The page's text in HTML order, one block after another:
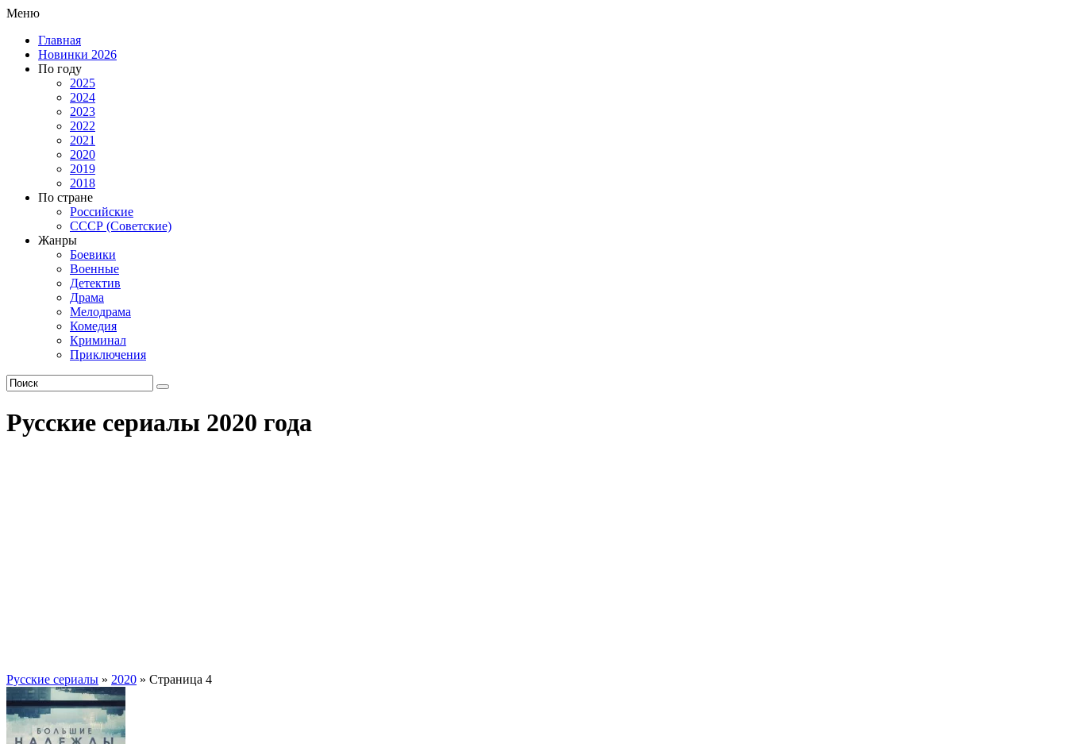
Меню
Главная
Новинки 2026
По году
2025
2024
2023
2022
2021
2020
2019
2018
По стране
Российские
СССР (Советские)
Жанры
Боевики
Военные
Детектив
Драма
Мелодрама
Комедия
Криминал
Приключения
Русские сериалы 2020 года
Русские сериалы » 2020 » Страница 4